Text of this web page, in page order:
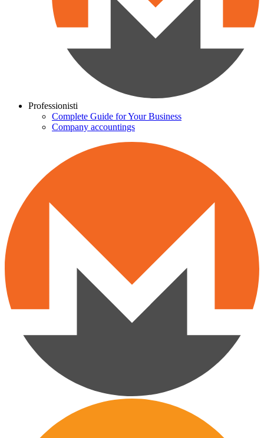
Professionisti
Complete Guide for Your Business
Company accountings